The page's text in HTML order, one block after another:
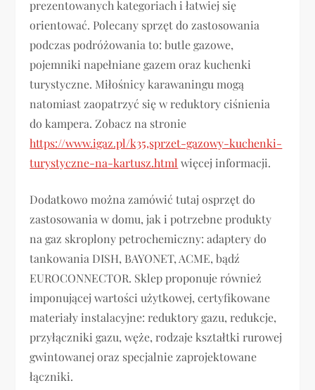
prezentowanych kategoriach i łatwiej się
orientować. Polecany sprzęt do zastosowania
podczas podróżowania to: butle gazowe,
pojemniki napełniane gazem oraz kuchenki
turystyczne. Miłośnicy karawaningu mogą
natomiast zaopatrzyć się w reduktory ciśnienia
do kampera. Zobacz na stronie
https://www.igaz.pl/k35,sprzet-gazowy-kuchenki-
turystyczne-na-kartusz.html więcej informacji.
Dodatkowo można zamówić tutaj osprzęt do
zastosowania w domu, jak i potrzebne produkty
na gaz skroplony petrochemiczny: adaptery do
tankowania DISH, BAYONET, ACME, bądź
EUROCONNECTOR. Sklep proponuje również
imponującej wartości użytkowej, certyfikowane
materiały instalacyjne: reduktory gazu, redukcje,
przyłączniki gazu, węże, rodzaje kształtki rurowej
gwintowanej oraz specjalnie zaprojektowane
łączniki.